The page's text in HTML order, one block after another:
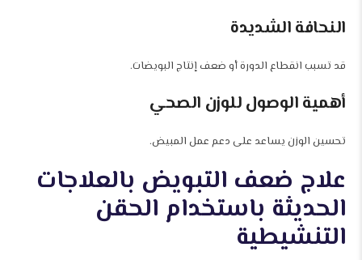
النحافة الشديدة
قد تسبب انقطاع الدورة أو ضعف إنتاج البويضات.
أهمية الوصول للوزن الصحي
تحسين الوزن يساعد على دعم عمل المبيض.
علاج ضعف التبويض بالعلاجات
الحديثة باستخدام الحقن
التنشيطية